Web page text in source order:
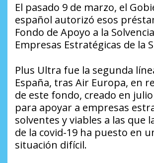
El pasado 9 de marzo, el
español autorizó esos
Fondo de Apoyo a la
Empresas Estratégicas de la
Plus Ultra fue la segunda
España, tras Air Europa, en
de este fondo, creado en
para apoyar a empresas
solventes y viables a las que
de la covid-19 ha puesto en
situación difícil.